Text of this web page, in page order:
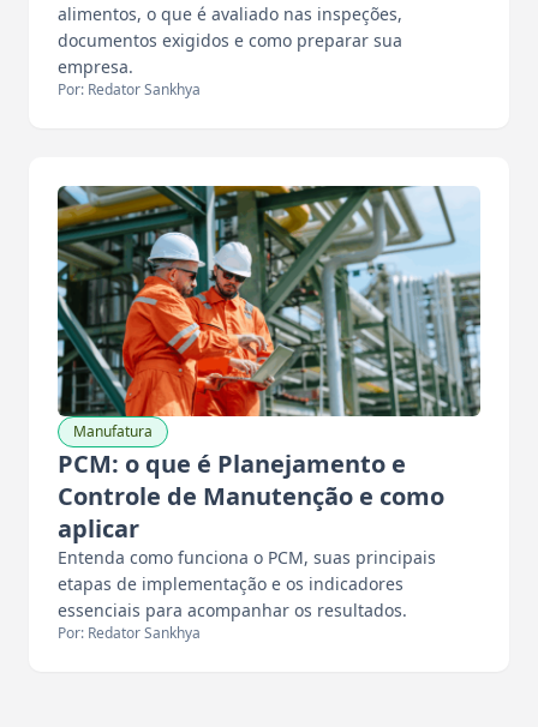
alimentos, o que é avaliado nas inspeções,
documentos exigidos e como preparar sua
empresa.
Por: Redator Sankhya
Manufatura
PCM: o que é Planejamento e
Controle de Manutenção e como
aplicar
Entenda como funciona o PCM, suas principais
etapas de implementação e os indicadores
essenciais para acompanhar os resultados.
Por: Redator Sankhya